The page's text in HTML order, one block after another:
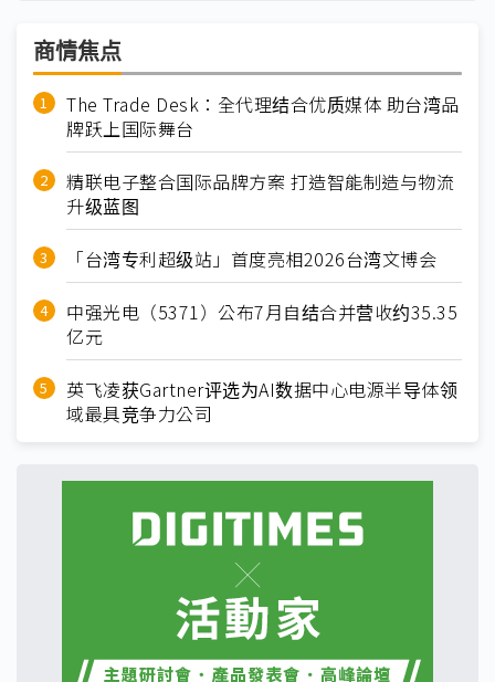
商情焦点
The Trade Desk：全代理结合优质媒体 助台湾品
牌跃上国际舞台
精联电子整合国际品牌方案 打造智能制造与物流
升级蓝图
「台湾专利超级站」首度亮相2026台湾文博会
中强光电（5371）公布7月自结合并营收约35.35
亿元
英飞凌获Gartner评选为AI数据中心电源半导体领
域最具竞争力公司